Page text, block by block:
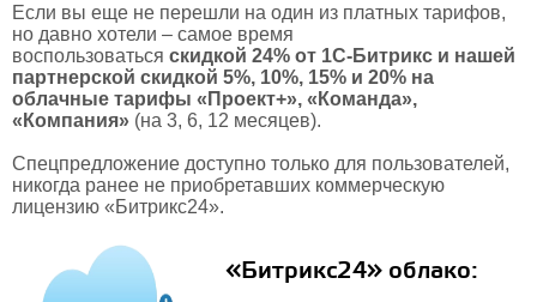
Если вы еще не перешли на один из платных тарифов,
но давно хотели – самое время
воспользоваться скидкой 24% от 1С-Битрикс и нашей
партнерской скидкой 5%, 10%, 15% и 20% на
облачные тарифы «Проект+», «Команда»,
«Компания» (на 3, 6, 12 месяцев).
Спецпредложение доступно только для пользователей,
никогда ранее не приобретавших коммерческую
лицензию «Битрикс24».
«Битрикс24» облако: